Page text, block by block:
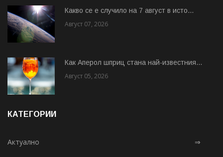
Какво се е случило на 7 август в исто...
Август 07, 2026
Как Аперол шприц стана най-известния...
Август 05, 2026
КАТЕГОРИИ
Актуално ⇒